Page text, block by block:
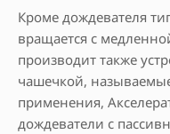
Кроме дождевателя
вращается с
производит также
чашечкой,
применения,
дождеватели с